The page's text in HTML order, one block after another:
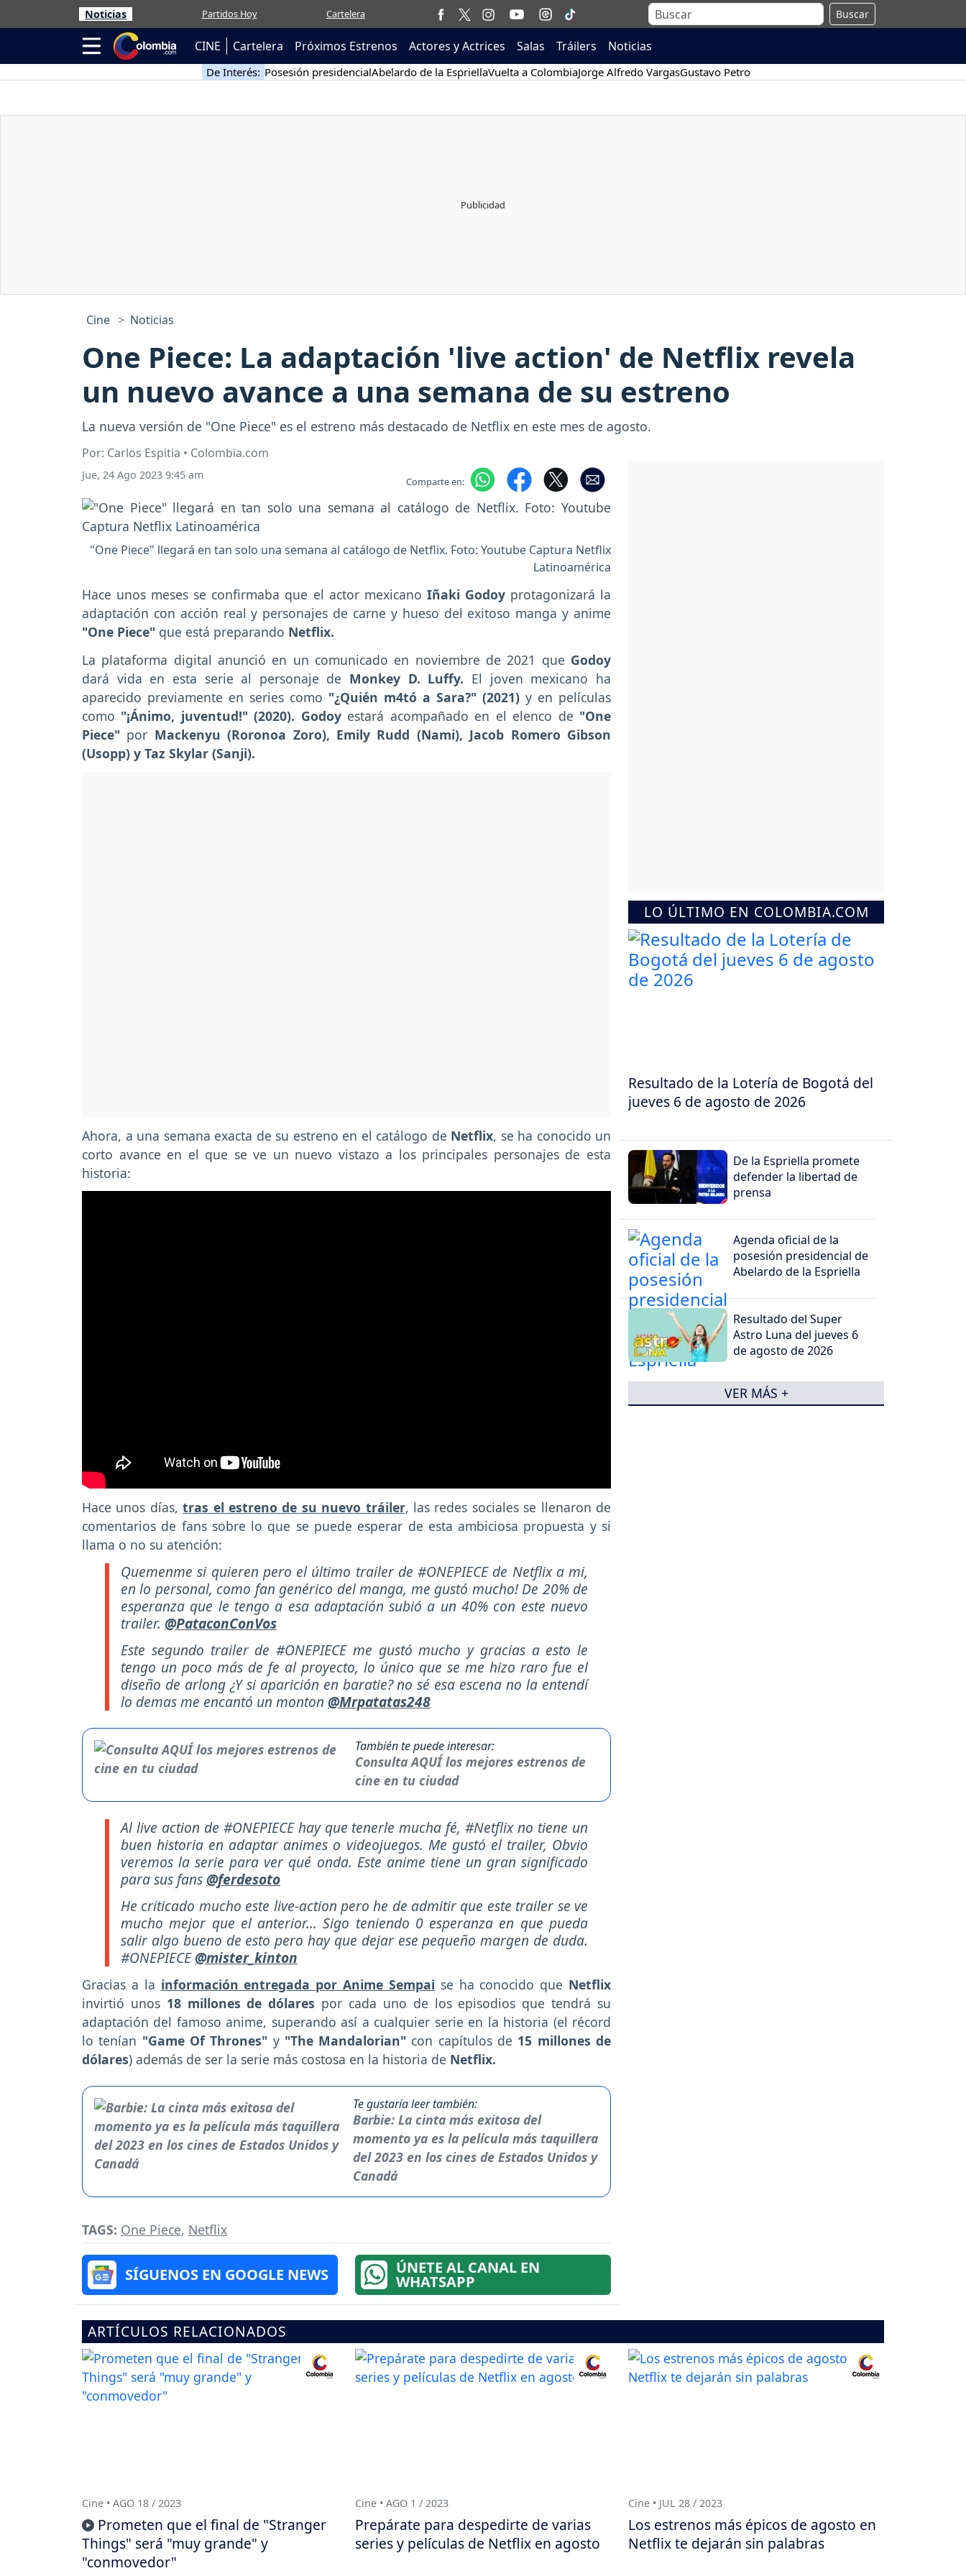
Noticias Partidos Hoy Cartelera Buscar
CINE Cartelera Próximos Estrenos Actores y Actrices Salas Tráilers Noticias
De Interés: Posesión presidencialAbelardo de la EspriellaVuelta a ColombiaJorge Alfredo VargasGustavo Petro
Cine Noticias
One Piece: La adaptación 'live action' de Netflix revela
un nuevo avance a una semana de su estreno
La nueva versión de "One Piece" es el estreno más destacado de Netflix en este mes de agosto.
Por: Carlos Espitia • Colombia.com
Jue, 24 Ago 2023 9:45 am Comparte en:
"One Piece" llegará en tan solo una semana al catálogo de Netflix. Foto: Youtube Captura Netflix
Latinoamérica
Hace unos meses se confirmaba que el actor mexicano Iñaki Godoyprotagonizará la
adaptación con acción real y personajes de carne y hueso del exitoso manga y anime
"One Piece" que está preparando Netflix.
La plataforma digital anunció en un comunicado en noviembre de 2021 que Godoy
dará vida en esta serie al personaje de Monkey D. Luffy. El joven mexicano ha
aparecido previamente en series como "¿Quién m4tó a Sara?" (2021) y en películas
como "¡Ánimo, juventud!" (2020). Godoyestará acompañado en el elenco de "One
Piece" por Mackenyu (Roronoa Zoro), Emily Rudd (Nami), Jacob Romero Gibson
(Usopp) y Taz Skylar (Sanji).
Ahora, a una semana exacta de su estreno en el catálogo de Netflix, se ha conocido un
corto avance en el que se ve un nuevo vistazo a los principales personajes de esta
historia:
Hace unos días,tras el estreno de su nuevo tráiler, las redes sociales se llenaron de
comentarios de fans sobre lo que se puede esperar de esta ambiciosa propuesta y si
llama o no su atención:
Quemenme si quieren pero el último trailer de #ONEPIECE de Netflix a mi,
en lo personal, como fan genérico del manga, me gustó mucho! De 20% de
esperanza que le tengo a esa adaptación subió a un 40% con este nuevo
trailer. @PataconConVos
Este segundo trailer de #ONEPIECE me gustó mucho y gracias a esto le
tengo un poco más de fe al proyecto, lo único que se me hizo raro fue el
diseño de arlong ¿Y si aparición en baratie? no sé esa escena no la entendí
lo demas me encantó un monton @Mrpatatas248
También te puede interesar:
Consulta AQUÍ los mejores estrenos de
cine en tu ciudad
Al live action de #ONEPIECE hay que tenerle mucha fé, #Netflix no tiene un
buen historia en adaptar animes o videojuegos. Me gustó el trailer, Obvio
veremos la serie para ver qué onda. Este anime tiene un gran significado
para sus fans @ferdesoto
He criticado mucho este live-action pero he de admitir que este trailer se ve
mucho mejor que el anterior... Sigo teniendo 0 esperanza en que pueda
salir algo bueno de esto pero hay que dejar ese pequeño margen de duda.
#ONEPIECE@mister_kinton
Gracias a la información entregada por Anime Sempai se ha conocido que Netflix
invirtió unos 18 millones de dólares por cada uno de los episodios que tendrá su
adaptación del famoso anime, superando así a cualquier serie en la historia (el récord
lo tenían "Game Of Thrones" y "The Mandalorian" con capítulos de 15 millones de
dólares) además de ser la serie más costosa en la historia de Netflix.
Te gustaría leer también:
Barbie: La cinta más exitosa del
momento ya es la película más taquillera
del 2023 en los cines de Estados Unidos y
Canadá
TAGS: One Piece, Netflix
SÍGUENOS EN GOOGLE NEWS ÚNETE AL CANAL EN
WHATSAPP
LO ÚLTIMO EN COLOMBIA.COM
Resultado de la Lotería de Bogotá del
jueves 6 de agosto de 2026
De la Espriella promete
defender la libertad de
prensa
Agenda oficial de la
posesión presidencial de
Abelardo de la Espriella
Resultado del Super
Astro Luna del jueves 6
de agosto de 2026
VER MÁS +
ARTÍCULOS RELACIONADOS
Cine • AGO 18 / 2023
Prometen que el final de "Stranger
Things" será "muy grande" y
"conmovedor"
Cine • AGO 1 / 2023
Prepárate para despedirte de varias
series y películas de Netflix en agosto
Cine • JUL 28 / 2023
Los estrenos más épicos de agosto en
Netflix te dejarán sin palabras